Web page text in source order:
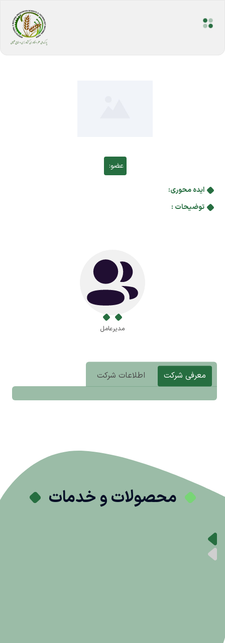
عضو:
ایده محوری:
توضیحات :
مدیرعامل
معرفی شرکت اطلاعات شرکت
محصولات و خدمات